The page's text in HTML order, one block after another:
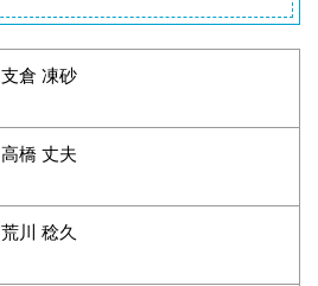
支倉 凍砂
高橋 丈夫
荒川 稔久